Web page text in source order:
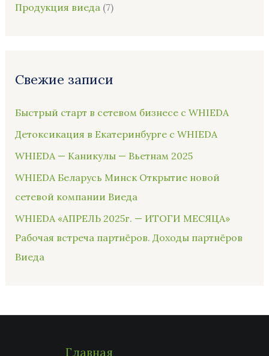
Продукция виеда (7)
Свежие записи
Быстрый старт в сетевом бизнесе с WHIEDA
Детоксикация в Екатеринбурге с WHIEDA
WHIEDA — Каникулы — Вьетнам 2025
WHIEDA Беларусь Минск Открытие новой
сетевой компании Виеда
WHIEDA «АПРЕЛЬ 2025г. — ИТОГИ МЕСЯЦА»
Рабочая встреча партнёров. Доходы партнёров
Виеда
Главная